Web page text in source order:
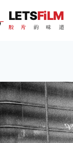
LETSFiLM
胶 片 的 味 道